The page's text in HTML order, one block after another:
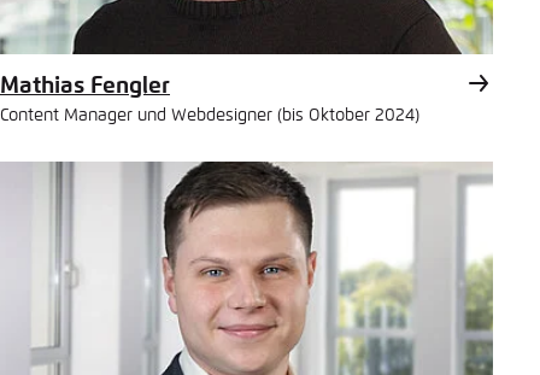
Mathias Fengler
Content Manager und Webdesigner (bis Oktober 2024)